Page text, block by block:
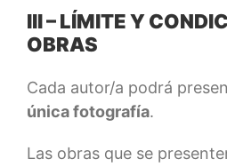
III – LÍMITE Y
OBRAS
Cada autor/a podrá
única fotografía.
Las obras que se